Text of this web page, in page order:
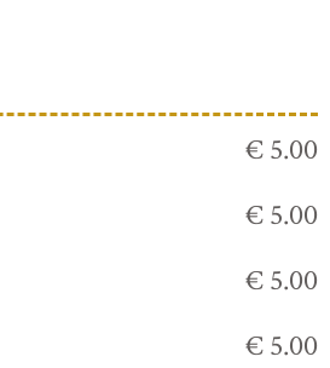
€ 5.00
€ 5.00
€ 5.00
€ 5.00